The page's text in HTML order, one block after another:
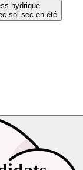
hydrique
sol sec en été